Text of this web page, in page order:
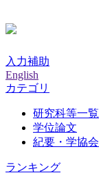
入力補助
English
カテゴリ
研究科等一覧
学位論文
紀要・学協会
ランキング